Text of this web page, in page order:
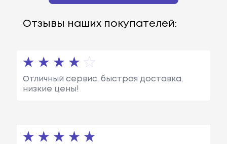
Отзывы наших покупателей:
Отличный сервис, быстрая доставка,
низкие цены!